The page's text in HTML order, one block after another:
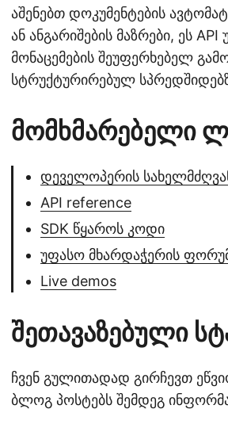
აშენებთ დოკუმენტების
ან ანგარიშების მაზრები, ეს
მონაცემების შეუფერხებელ
სტრუქტურირებულ
მომხმარებელი
დეველოპერის
API reference
SDK წყაროს კოდი
უფასო მხარდაჭერის
Live demos
შეთავაზებული
ჩვენ გულითადად გირჩევთ
ბლოგ პოსტებს შემდეგ